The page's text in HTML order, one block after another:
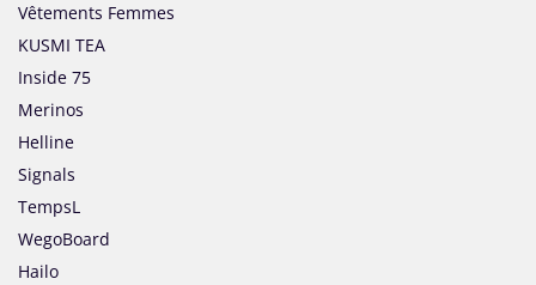
Vêtements Femmes
KUSMI TEA
Inside 75
Merinos
Helline
Signals
TempsL
WegoBoard
Hailo